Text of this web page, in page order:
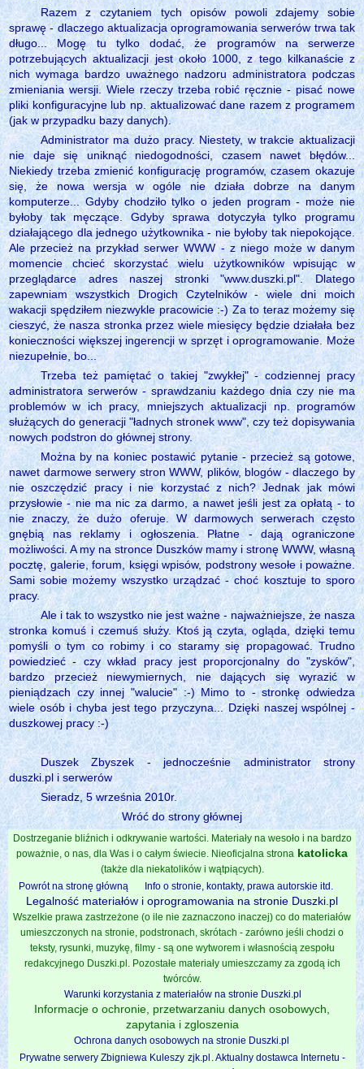
Razem z czytaniem tych opisów powoli zdajemy sobie
sprawę - dlaczego aktualizacja oprogramowania serwerów trwa tak
długo... Mogę tu tylko dodać, że programów na serwerze
potrzebujących aktualizacji jest około 1000, z tego kilkanaście z
nich wymaga bardzo uważnego nadzoru administratora podczas
zmieniania wersji. Wiele rzeczy trzeba robić ręcznie - pisać nowe
pliki konfiguracyjne lub np. aktualizować dane razem z programem
(jak w przypadku bazy danych).
Administrator ma dużo pracy. Niestety, w trakcie aktualizacji
nie daje się uniknąć niedogodności, czasem nawet błędów...
Niekiedy trzeba zmienić konfigurację programów, czasem okazuje
się, że nowa wersja w ogóle nie działa dobrze na danym
komputerze... Gdyby chodziło tylko o jeden program - może nie
byłoby tak męczące. Gdyby sprawa dotyczyła tylko programu
działającego dla jednego użytkownika - nie byłoby tak niepokojące.
Ale przecież na przykład serwer WWW - z niego może w danym
momencie chcieć skorzystać wielu użytkowników wpisując w
przeglądarce adres naszej stronki "www.duszki.pl". Dlatego
zapewniam wszystkich Drogich Czytelników - wiele dni moich
wakacji spędziłem niezwykle pracowicie :-) Za to teraz możemy się
cieszyć, że nasza stronka przez wiele miesięcy będzie działała bez
konieczności większej ingerencji w sprzęt i oprogramowanie. Może
niezupełnie, bo...
Trzeba też pamiętać o takiej "zwykłej" - codziennej pracy
administratora serwerów - sprawdzaniu każdego dnia czy nie ma
problemów w ich pracy, mniejszych aktualizacji np. programów
służących do generacji "ładnych stronek www", czy też dopisywania
nowych podstron do głównej strony.
Można by na koniec postawić pytanie - przecież są gotowe,
nawet darmowe serwery stron WWW, plików, blogów - dlaczego by
nie oszczędzić pracy i nie korzystać z nich? Jednak jak mówi
przysłowie - nie ma nic za darmo, a nawet jeśli jest za opłatą - to
nie znaczy, że dużo oferuje. W darmowych serwerach często
gnębią nas reklamy i ogłoszenia. Płatne - dają ograniczone
możliwości. A my na stronce Duszków mamy i stronę WWW, własną
pocztę, galerie, forum, księgi wpisów, podstrony wesołe i poważne.
Sami sobie możemy wszystko urządzać - choć kosztuje to sporo
pracy.
Ale i tak to wszystko nie jest ważne - najważniejsze, że nasza
stronka komuś i czemuś służy. Ktoś ją czyta, ogląda, dzięki temu
pomyśli o tym co robimy i co staramy się propagować. Trudno
powiedzieć - czy wkład pracy jest proporcjonalny do "zysków",
bardzo przecież niewymiernych, nie dających się wyrazić w
pieniądzach czy innej "walucie" :-) Mimo to - stronkę odwiedza
wiele osób i chyba jest tego przyczyna... Dzięki naszej wspólnej -
duszkowej pracy :-)
Duszek Zbyszek - jednocześnie administrator strony
duszki.pl i serwerów
Sieradz, 5 września 2010r.
Wróć do strony głównej
Dostrzeganie bliźnich i odkrywanie wartości. Materiały na wesoło i na bardzo
poważnie, o nas, dla Was i o całym świecie. Nieoficjalna strona katolicka
(także dla niekatolików i wątpiących).
Powrót na stronę główną
Info o stronie, kontakty, prawa autorskie itd.
Legalność materiałów i oprogramowania na stronie Duszki.pl
Wszelkie prawa zastrzeżone (o ile nie zaznaczono inaczej) co do materiałów
umieszczonych na stronie, podstronach, skrótach - zarówno jeśli chodzi o
teksty, rysunki, muzykę, filmy - są one wytworem i własnością zespołu
redakcyjnego Duszki.pl. Pozostałe materiały umieszczamy za zgodą ich
twórców.
Warunki korzystania z materiałów na stronie Duszki.pl
Informacje o ochronie, przetwarzaniu danych osobowych,
zapytania i zgloszenia
Ochrona danych osobowych na stronie Duszki.pl
Prywatne serwery Zbigniewa Kuleszy zjk.pl . Aktualny dostawca Internetu -